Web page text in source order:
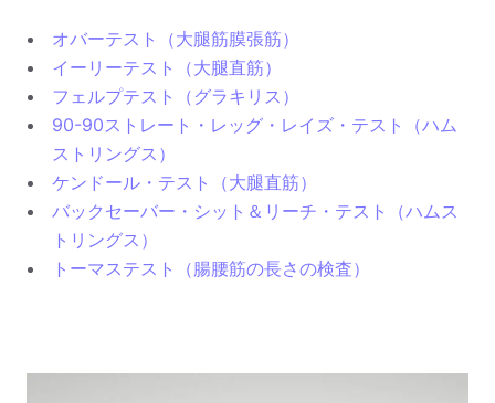
オバーテスト（大腿筋膜張筋）
イーリーテスト（大腿直筋）
フェルプテスト（グラキリス）
90-90ストレート・レッグ・レイズ・テスト（ハム
ストリングス）
ケンドール・テスト（大腿直筋）
バックセーバー・シット＆リーチ・テスト（ハムス
トリングス）
トーマステスト（腸腰筋の長さの検査）